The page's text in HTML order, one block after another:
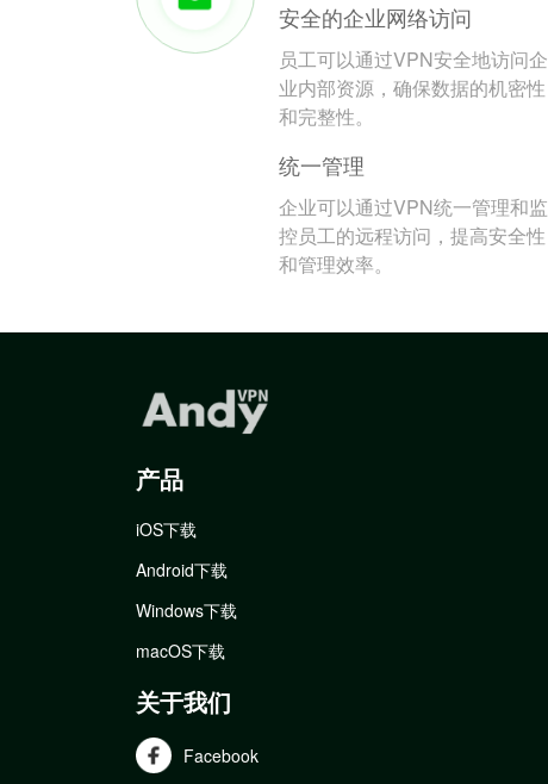
安全的企业网络访问
员工可以通过VPN安全地访问企
业内部资源，确保数据的机密性
和完整性。
统一管理
企业可以通过VPN统一管理和监
控员工的远程访问，提高安全性
和管理效率。
产品
iOS下载
Android下载
Windows下载
macOS下载
关于我们
Facebook